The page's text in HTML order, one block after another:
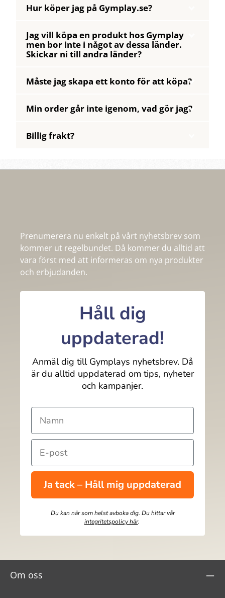
Hur köper jag på Gymplay.se?
Jag vill köpa en produkt hos Gymplay
men bor inte i något av dessa länder.
Skickar ni till andra länder?
Måste jag skapa ett konto för att köpa?
Min order går inte igenom, vad gör jag?
Billig frakt?
Prenumerera nu enkelt på vårt nyhetsbrev som
kommer ut regelbundet. Då kommer du alltid att
vara först med att informeras om nya produkter
och erbjudanden.
Håll dig
uppdaterad!
Anmäl dig till Gymplays nyhetsbrev. Då
är du alltid uppdaterad om tips, nyheter
och kampanjer.
Ja tack – Håll mig uppdaterad
Du kan när som helst avboka dig. Du hittar vår
integritetspolicy här.
Om oss